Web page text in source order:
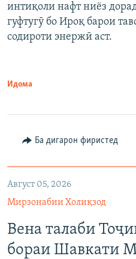
интиқоли нафт ниёз
гуфтугӯ бо Ироқ барои
содироти энержӣ аст.
Идома
Ба дигарон фиристед
Август 05, 2026
Мирзонабии Холиқзод
Вена талаби
бораи Шавкати